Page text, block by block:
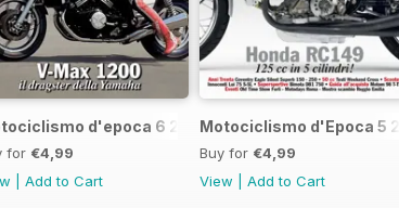
d'epoca 6 2017
for €4,99
Add to Cart
Motociclismo d'Epoca 5
Buy for €4,99
View
Add to Cart